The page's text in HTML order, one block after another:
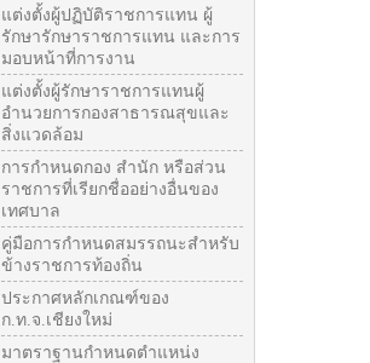
แต่งตั้งผู้ปฏิบัติราชการแทน ผู้
รักษารักษาราชการแทน และการ
มอบหน้าที่การงาน
แต่งตั้งผู้รักษาราชการแทนผู้
อำนวยการกองสาธารณสุขและ
สิ่งแวดล้อม
การกำหนดกอง สำนัก หรือส่วน
ราชการที่เรียกชื่ออย่างอื่นของ
เทศบาล
คู่มือการกำหนดสมรรถนะสำหรับ
ข้างราชการท้องถิ่น
ประกาศหลักเกณฑ์ของ
ก.ท.จ.เชียงใหม่
มาตราฐานกำหนดตำแหน่ง